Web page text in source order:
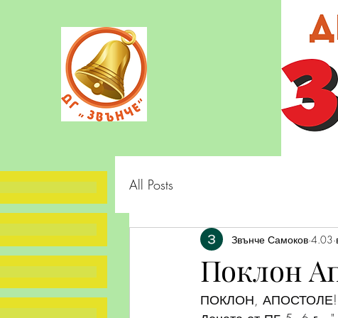
All Posts
Поклон
Звънче Самоков 4.03
ПОКЛОН, АПОСТОЛЕ!